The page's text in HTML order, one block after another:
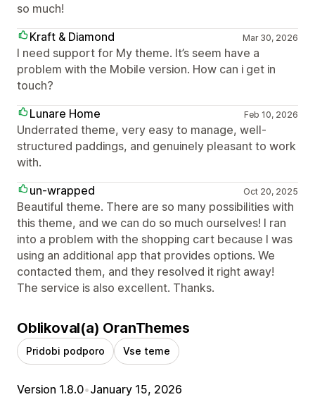
so much!
Kraft & Diamond
Mar 30, 2026
I need support for My theme. It’s seem have a
problem with the Mobile version. How can i get in
touch?
Lunare Home
Feb 10, 2026
Underrated theme, very easy to manage, well-
structured paddings, and genuinely pleasant to work
with.
un-wrapped
Oct 20, 2025
Beautiful theme. There are so many possibilities with
this theme, and we can do so much ourselves! I ran
into a problem with the shopping cart because I was
using an additional app that provides options. We
contacted them, and they resolved it right away!
The service is also excellent. Thanks.
Oblikoval(a) OranThemes
Pridobi podporo Vse teme
Version 1.8.0•January 15, 2026